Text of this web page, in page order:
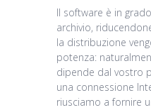
Il software è in
archivio,
la distribuzione
potenza:
dipende dal vostro
una connessione
riusciamo a fornire